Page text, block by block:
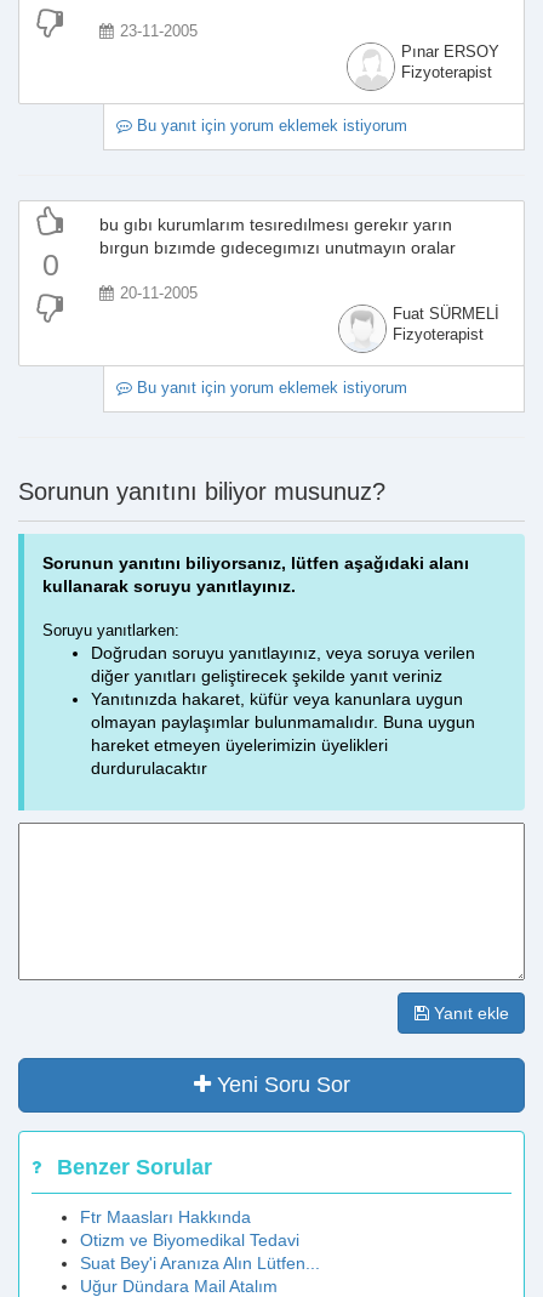
23-11-2005
Pınar ERSOY
Fizyoterapist
Bu yanıt için yorum eklemek istiyorum
0
bu gıbı kurumlarım tesıredılmesı gerekır yarın
bırgun bızımde gıdecegımızı unutmayın oralar
20-11-2005
Fuat SÜRMELİ
Fizyoterapist
Bu yanıt için yorum eklemek istiyorum
Sorunun yanıtını biliyor musunuz?
Sorunun yanıtını biliyorsanız, lütfen aşağıdaki alanı
kullanarak soruyu yanıtlayınız.
Soruyu yanıtlarken:
Doğrudan soruyu yanıtlayınız, veya soruya verilen
diğer yanıtları geliştirecek şekilde yanıt veriniz
Yanıtınızda hakaret, küfür veya kanunlara uygun
olmayan paylaşımlar bulunmamalıdır. Buna uygun
hareket etmeyen üyelerimizin üyelikleri
durdurulacaktır
Yanıt ekle
Yeni Soru Sor
Benzer Sorular
Ftr Maasları Hakkında
Otizm ve Biyomedikal Tedavi
Suat Bey'i Aranıza Alın Lütfen...
Uğur Dündara Mail Atalım